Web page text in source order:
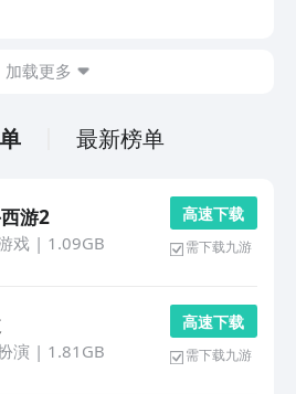
，扮演受害者或者救援者，在错
加载更多
最新榜单
游2
戏| 1.09GB
高 速 下 载
需下载九游
演 | 1.81GB
高 速 下 载
需下载九游